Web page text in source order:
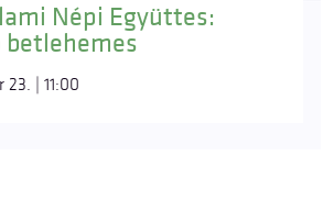
Népi Együttes:
betlehemes
23. | 11:00